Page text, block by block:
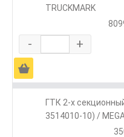
TRUCKMARK
- +
Ä
ГТК 2-х
3514010-10) /